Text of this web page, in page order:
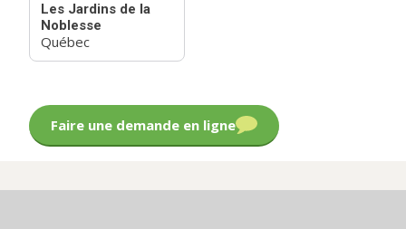
Les Jardins de la
Noblesse
Québec
Faire une demande en ligne